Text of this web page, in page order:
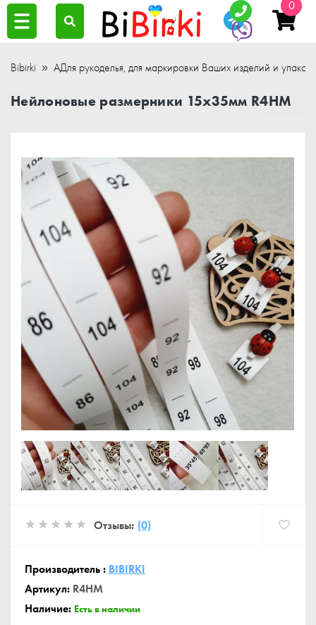
0
Bibirki АДля рукоделья, для маркировки Ваших изделий и
Нейлоновые размерники 15x35мм R4HM
Отзывы: (0)
Производитель : BIBIRKI
Артикул: R4HM
Наличие: Есть в наличии